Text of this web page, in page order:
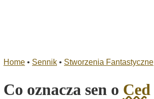
Home • Sennik • Stworzenia Fantastyczne
Co oznacza sen o Ced